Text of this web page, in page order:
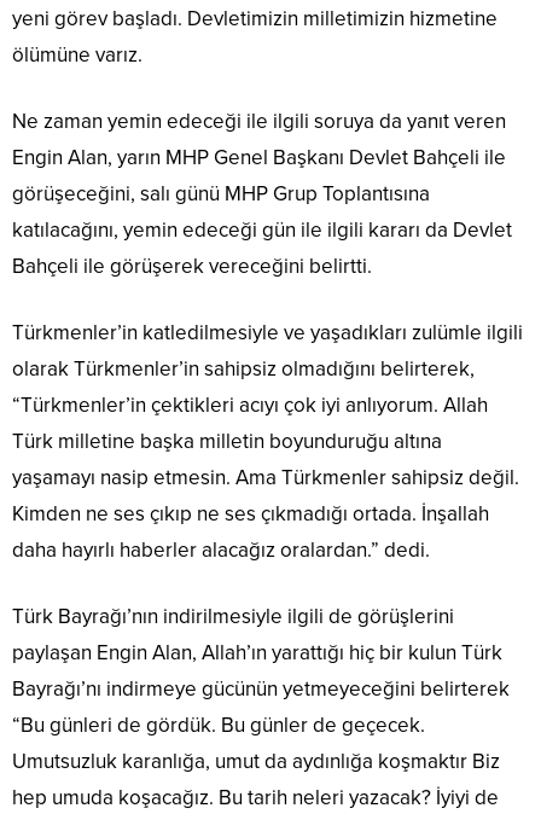
yeni görev başladı. Devletimizin milletimizin hizmetine
ölümüne varız.
Ne zaman yemin edeceği ile ilgili soruya da yanıt veren
Engin Alan, yarın MHP Genel Başkanı Devlet Bahçeli ile
görüşeceğini, salı günü MHP Grup Toplantısına
katılacağını, yemin edeceği gün ile ilgili kararı da Devlet
Bahçeli ile görüşerek vereceğini belirtti.
Türkmenler’in katledilmesiyle ve yaşadıkları zulümle ilgili
olarak Türkmenler’in sahipsiz olmadığını belirterek,
“Türkmenler’in çektikleri acıyı çok iyi anlıyorum. Allah
Türk milletine başka milletin boyunduruğu altına
yaşamayı nasip etmesin. Ama Türkmenler sahipsiz değil.
Kimden ne ses çıkıp ne ses çıkmadığı ortada. İnşallah
daha hayırlı haberler alacağız oralardan.” dedi.
Türk Bayrağı’nın indirilmesiyle ilgili de görüşlerini
paylaşan Engin Alan, Allah’ın yarattığı hiç bir kulun Türk
Bayrağı’nı indirmeye gücünün yetmeyeceğini belirterek
“Bu günleri de gördük. Bu günler de geçecek.
Umutsuzluk karanlığa, umut da aydınlığa koşmaktır Biz
hep umuda koşacağız. Bu tarih neleri yazacak? İyiyi de